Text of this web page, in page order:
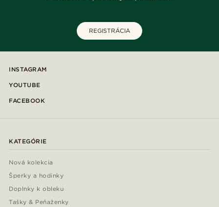
REGISTRÁCIA
INSTAGRAM
YOUTUBE
FACEBOOK
KATEGÓRIE
Nová kolekcia
Šperky a hodinky
Doplnky k obleku
Tašky & Peňaženky